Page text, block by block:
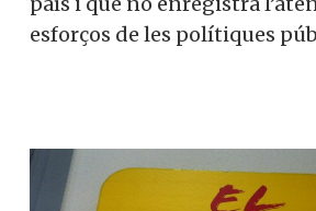
esforços de les polítiques